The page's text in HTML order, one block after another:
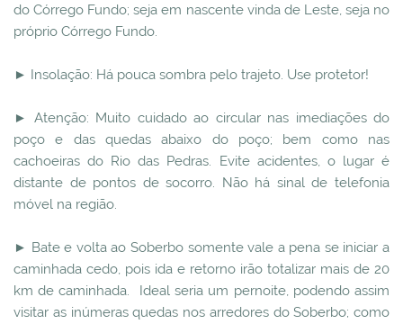
do Córrego Fundo; seja em nascente vinda de Leste, seja no
próprio Córrego Fundo.
► Insolação: Há pouca sombra pelo trajeto. Use protetor!
► Atenção: Muito cuidado ao circular nas imediações do
poço e das quedas abaixo do poço; bem como nas
cachoeiras do Rio das Pedras. Evite acidentes, o lugar é
distante de pontos de socorro. Não há sinal de telefonia
móvel na região.
► Bate e volta ao Soberbo somente vale a pena se iniciar a
caminhada cedo, pois ida e retorno irão totalizar mais de 20
km de caminhada. Ideal seria um pernoite, podendo assim
visitar as inúmeras quedas nos arredores do Soberbo; como